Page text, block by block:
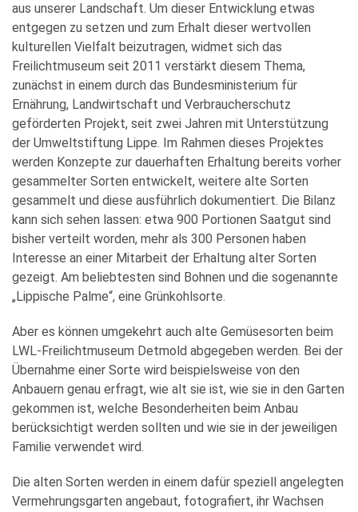
aus unserer Landschaft. Um dieser Entwicklung etwas
entgegen zu setzen und zum Erhalt dieser wertvollen
kulturellen Vielfalt beizutragen, widmet sich das
Freilichtmuseum seit 2011 verstärkt diesem Thema,
zunächst in einem durch das Bundesministerium für
Ernährung, Landwirtschaft und Verbraucherschutz
geförderten Projekt, seit zwei Jahren mit Unterstützung
der Umweltstiftung Lippe. Im Rahmen dieses Projektes
werden Konzepte zur dauerhaften Erhaltung bereits vorher
gesammelter Sorten entwickelt, weitere alte Sorten
gesammelt und diese ausführlich dokumentiert. Die Bilanz
kann sich sehen lassen: etwa 900 Portionen Saatgut sind
bisher verteilt worden, mehr als 300 Personen haben
Interesse an einer Mitarbeit der Erhaltung alter Sorten
gezeigt. Am beliebtesten sind Bohnen und die sogenannte
„Lippische Palme“, eine Grünkohlsorte.
Aber es können umgekehrt auch alte Gemüsesorten beim
LWL-Freilichtmuseum Detmold abgegeben werden. Bei der
Übernahme einer Sorte wird beispielsweise von den
Anbauern genau erfragt, wie alt sie ist, wie sie in den Garten
gekommen ist, welche Besonderheiten beim Anbau
berücksichtigt werden sollten und wie sie in der jeweiligen
Familie verwendet wird.
Die alten Sorten werden in einem dafür speziell angelegten
Vermehrungsgarten angebaut, fotografiert, ihr Wachsen